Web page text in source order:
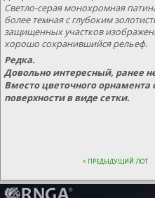
Светло-серая монохромная
более темная с глубоким
защищенных участков
хорошо сохранившийся рельеф.
Редка.
Довольно интересный, ранее
Вместо цветочного
поверхности в виде сетки.
< ПРЕДЫДУЩИЙ ЛОТ